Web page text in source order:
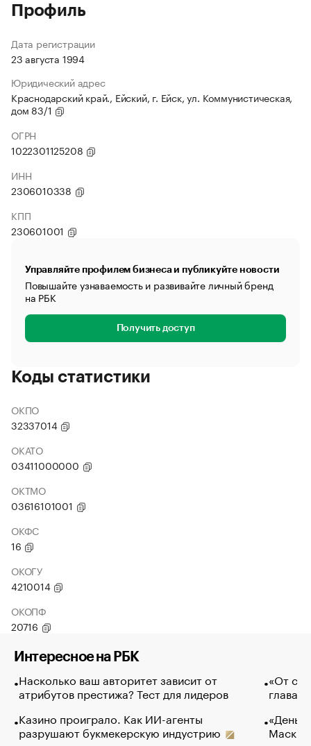
Профиль
Дата регистрации
23 августа 1994
Юридический адрес
Краснодарский край., Ейский, г. Ейск, ул. Коммунистическая,
дом 83/1
ОГРН
1022301125208
ИНН
2306010338
КПП
230601001
Управляйте профилем бизнеса и публикуйте новости
Повышайте узнаваемость и развивайте личный бренд
на РБК
Получить доступ
Коды статистики
ОКПО
32337014
ОКАТО
03411000000
ОКТМО
03616101001
ОКФС
16
ОКОГУ
4210014
ОКОПФ
20716
Интересное на РБК
Насколько ваш авторитет зависит от
атрибутов престижа? Тест для лидеров
Казино проиграло. Как ИИ-агенты
разрушают букмекерскую индустрию
«От
глава
Маск в